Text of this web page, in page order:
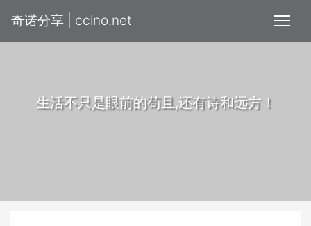
奇诺分享 | ccino.net
生活不只是眼前的苟且,还有诗和远方！